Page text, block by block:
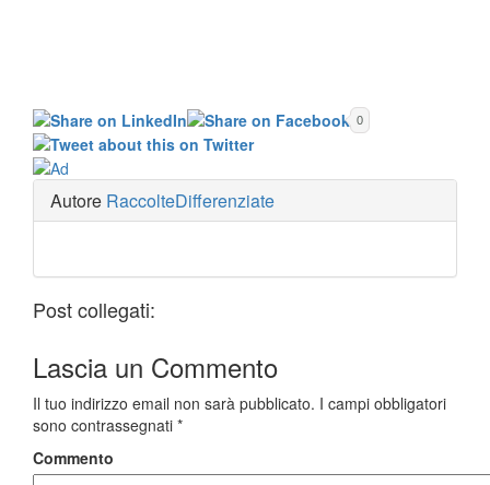
0
Autore RaccolteDifferenziate
Post collegati:
Lascia un Commento
Il tuo indirizzo email non sarà pubblicato. I campi obbligatori
sono contrassegnati *
Commento